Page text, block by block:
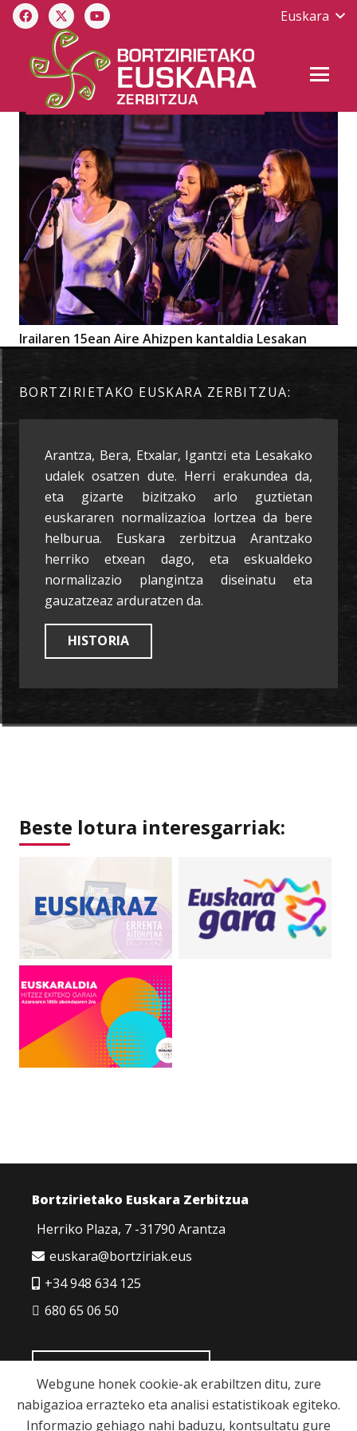
Euskara
Irailaren 15ean Aire Ahizpen kantaldia Lesakan
BORTZIRIETAKO EUSKARA ZERBITZUA:
Arantza, Bera, Etxalar, Igantzi eta Lesakako
udalek osatzen dute. Herri erakundea da,
eta gizarte bizitzako arlo guztietan
euskararen normalizazioa lortzea da bere
helburua. Euskara zerbitzua Arantzako
herriko etxean dago, eta eskualdeko
normalizazio plangintza diseinatu eta
gauzatzeaz arduratzen da.
HISTORIA
Beste lotura interesgarriak:
Bortzirietako Euskara Zerbitzua
Herriko Plaza, 7 -31790 Arantza
euskara@bortziriak.eus
+34 948 634 125
680 65 06 50
Webgune honek cookie-ak erabiltzen ditu, zure
nabigazioa errazteko eta analisi estatistikoak egiteko.
Informazio gehiago nahi baduzu, kontsultatu gure